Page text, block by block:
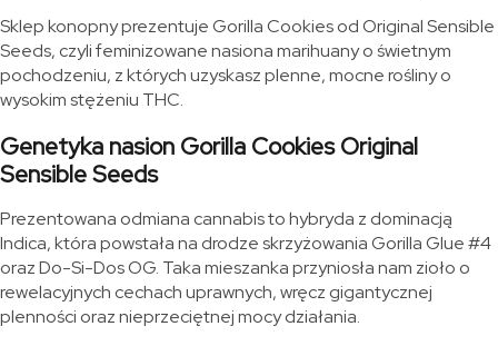
Sklep konopny prezentuje Gorilla Cookies od Original Sensible
Seeds, czyli feminizowane nasiona marihuany o świetnym
pochodzeniu, z których uzyskasz plenne, mocne rośliny o
wysokim stężeniu THC.
Genetyka nasion Gorilla Cookies Original
Sensible Seeds
Prezentowana odmiana cannabis to hybryda z dominacją
Indica, która powstała na drodze skrzyżowania Gorilla Glue #4
oraz Do-Si-Dos OG. Taka mieszanka przyniosła nam zioło o
rewelacyjnych cechach uprawnych, wręcz gigantycznej
plenności oraz nieprzeciętnej mocy działania.